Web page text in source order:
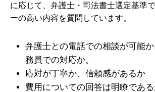
に応じて、弁護士・司法書士選定基準
ーの高い内容を質問しています。
弁護士との電話での相談が可能
務員での対応か。
応対が丁寧か、信頼感があるか
費用についての回答は明瞭であ